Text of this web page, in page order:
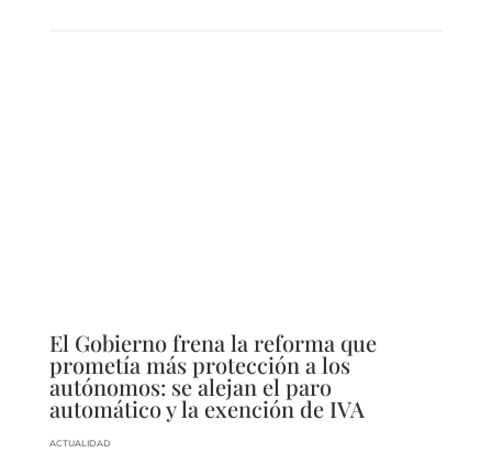
El Gobierno frena la reforma que
prometía más protección a los
autónomos: se alejan el paro
automático y la exención de IVA
ACTUALIDAD